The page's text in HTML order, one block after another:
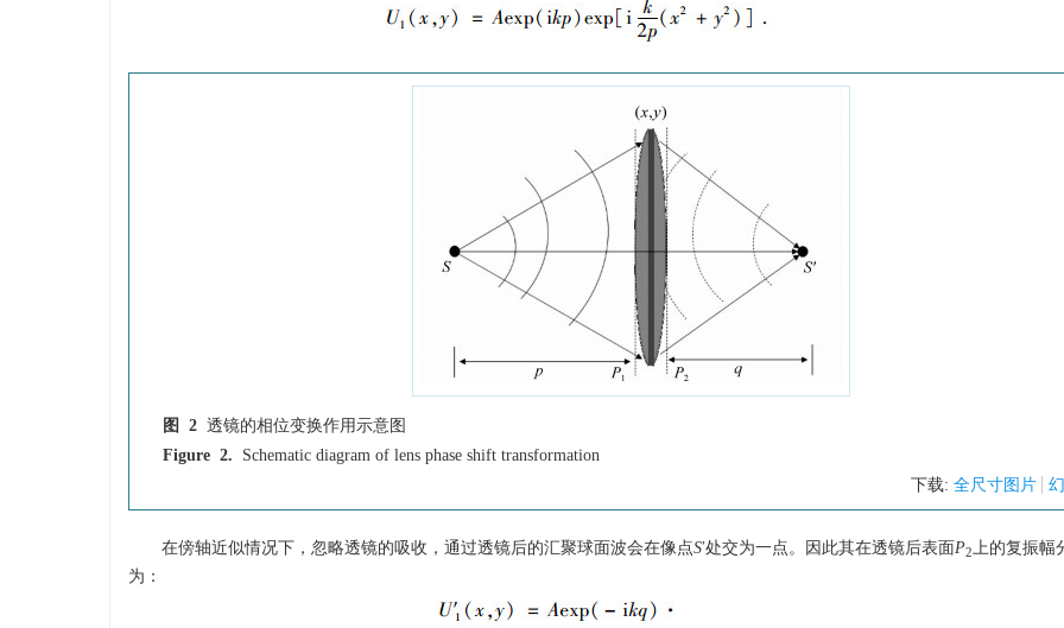
图 2 透镜的相位变换作用示意图
Figure 2.
Schematic diagram of lens phase shift transformation
下载: 全尺寸图片
在傍轴近似情况下，忽略透镜的吸收，通过透镜后的汇聚球面波会在像点S′处交为一点。因此其在透镜后表面P2上的复振幅
为：